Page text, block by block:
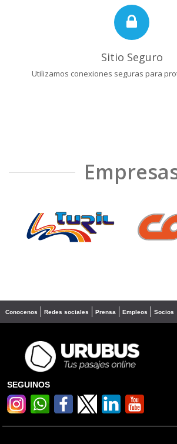
Sitio Seguro
Utilizamos conexiones seguras para
❮
Conocenos Redes sociales Prensa Empleos Socios
SEGUINOS